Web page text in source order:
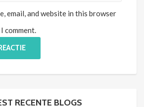
email, and website in this browser
comment.
RECENTE BLOGS